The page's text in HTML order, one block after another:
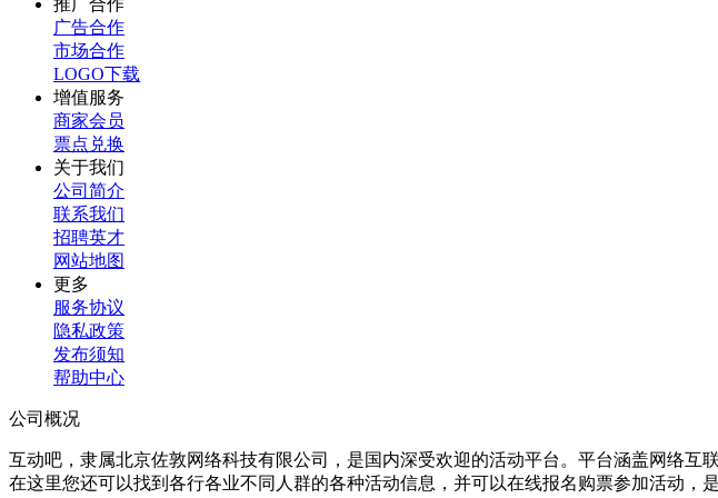
推广合作
广告合作
市场合作
LOGO下载
增值服务
商家会员
票点兑换
关于我们
公司简介
联系我们
招聘英才
网站地图
更多
服务协议
隐私政策
发布须知
帮助中心
公司概况
互动吧，隶属北京佐敦网络科技有限公司，是国内深受欢迎的活动平台。平台涵盖网络
在这里您还可以找到各行各业不同人群的各种活动信息，并可以在线报名购票参加活动，